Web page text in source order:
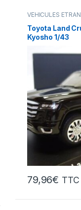
VÉHICULES
Toyota Land
Kyosho 1/43
79,96€ TTC